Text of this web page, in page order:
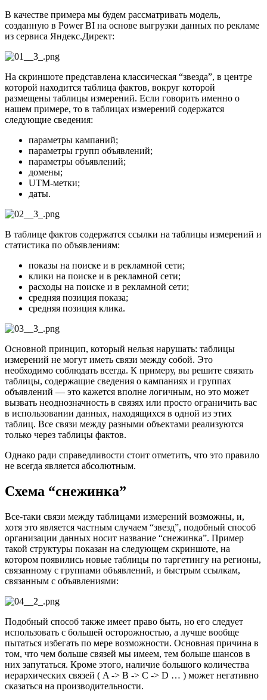
В качестве примера мы будем рассматривать модель,
созданную в Power BI на основе выгрузки данных по рекламе
из сервиса Яндекс.Директ:
На скриншоте представлена классическая “звезда”, в центре
которой находится таблица фактов, вокруг которой
размещены таблицы измерений. Если говорить именно о
нашем примере, то в таблицах измерений содержатся
следующие сведения:
параметры кампаний;
параметры групп объявлений;
параметры объявлений;
домены;
UTM-метки;
даты.
В таблице фактов содержатся ссылки на таблицы измерений и
статистика по объявлениям:
показы на поиске и в рекламной сети;
клики на поиске и в рекламной сети;
расходы на поиске и в рекламной сети;
средняя позиция показа;
средняя позиция клика.
Основной принцип, который нельзя нарушать: таблицы
измерений не могут иметь связи между собой. Это
необходимо соблюдать всегда. К примеру, вы решите связать
таблицы, содержащие сведения о кампаниях и группах
объявлений — это кажется вполне логичным, но это может
вызвать неоднозначность в связях или просто ограничить вас
в использовании данных, находящихся в одной из этих
таблиц. Все связи между разными объектами реализуются
только через таблицы фактов.
Однако ради справедливости стоит отметить, что это правило
не всегда является абсолютным.
Схема “снежинка”
Все-таки связи между таблицами измерений возможны, и,
хотя это является частным случаем “звезд”, подобный способ
организации данных носит название “снежинка”. Пример
такой структуры показан на следующем скриншоте, на
котором появились новые таблицы по таргетингу на регионы,
связанному с группами объявлений, и быстрым ссылкам,
связанным с объявлениями:
Подобный способ также имеет право быть, но его следует
использовать с большей осторожностью, а лучше вообще
пытаться избегать по мере возможности. Основная причина в
том, что чем больше связей мы имеем, тем больше шансов в
них запутаться. Кроме этого, наличие большого количества
иерархических связей ( A -> B -> C -> D … ) может негативно
сказаться на производительности.